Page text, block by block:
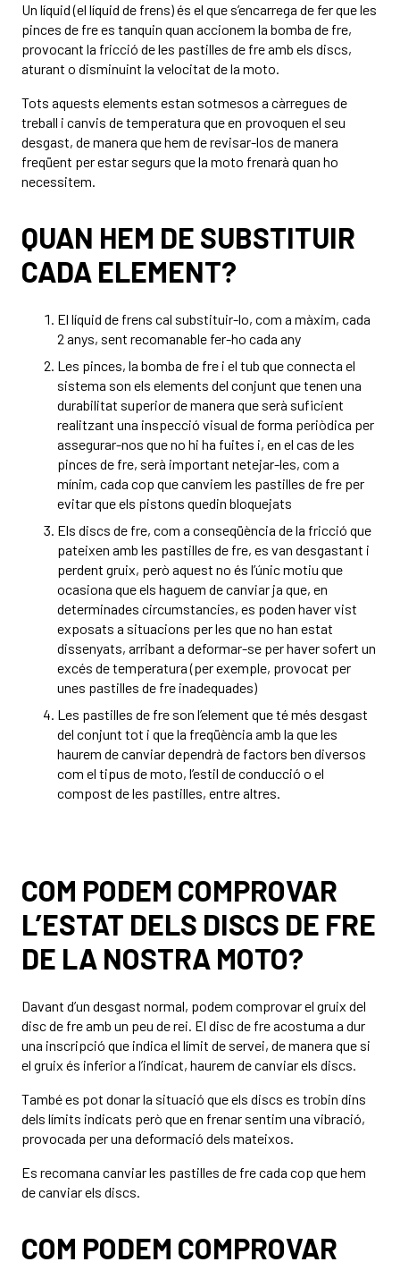
Un líquid (el líquid de frens) és el que s’encarrega de fer que les
pinces de fre es tanquin quan accionem la bomba de fre,
provocant la fricció de les pastilles de fre amb els discs,
aturant o disminuint la velocitat de la moto.
Tots aquests elements estan sotmesos a càrregues de
treball i canvis de temperatura que en provoquen el seu
desgast, de manera que hem de revisar-los de manera
freqüent per estar segurs que la moto frenarà quan ho
necessitem.
QUAN HEM DE SUBSTITUIR
CADA ELEMENT?
El líquid de frens cal substituir-lo, com a màxim, cada
2 anys, sent recomanable fer-ho cada any
Les pinces, la bomba de fre i el tub que connecta el
sistema son els elements del conjunt que tenen una
durabilitat superior de manera que serà suficient
realitzant una inspecció visual de forma periòdica per
assegurar-nos que no hi ha fuites i, en el cas de les
pinces de fre, serà important netejar-les, com a
mínim, cada cop que canviem les pastilles de fre per
evitar que els pistons quedin bloquejats
Els discs de fre, com a conseqüència de la fricció que
pateixen amb les pastilles de fre, es van desgastant i
perdent gruix, però aquest no és l’únic motiu que
ocasiona que els haguem de canviar ja que, en
determinades circumstancies, es poden haver vist
exposats a situacions per les que no han estat
dissenyats, arribant a deformar-se per haver sofert un
excés de temperatura (per exemple, provocat per
unes pastilles de fre inadequades)
Les pastilles de fre son l’element que té més desgast
del conjunt tot i que la freqüència amb la que les
haurem de canviar dependrà de factors ben diversos
com el tipus de moto, l’estil de conducció o el
compost de les pastilles, entre altres.
COM PODEM COMPROVAR
L’ESTAT DELS DISCS DE FRE
DE LA NOSTRA MOTO?
Davant d’un desgast normal, podem comprovar el gruix del
disc de fre amb un peu de rei. El disc de fre acostuma a dur
una inscripció que indica el límit de servei, de manera que si
el gruix és inferior a l’indicat, haurem de canviar els discs.
També es pot donar la situació que els discs es trobin dins
dels límits indicats però que en frenar sentim una vibració,
provocada per una deformació dels mateixos.
Es recomana canviar les pastilles de fre cada cop que hem
de canviar els discs.
COM PODEM COMPROVAR